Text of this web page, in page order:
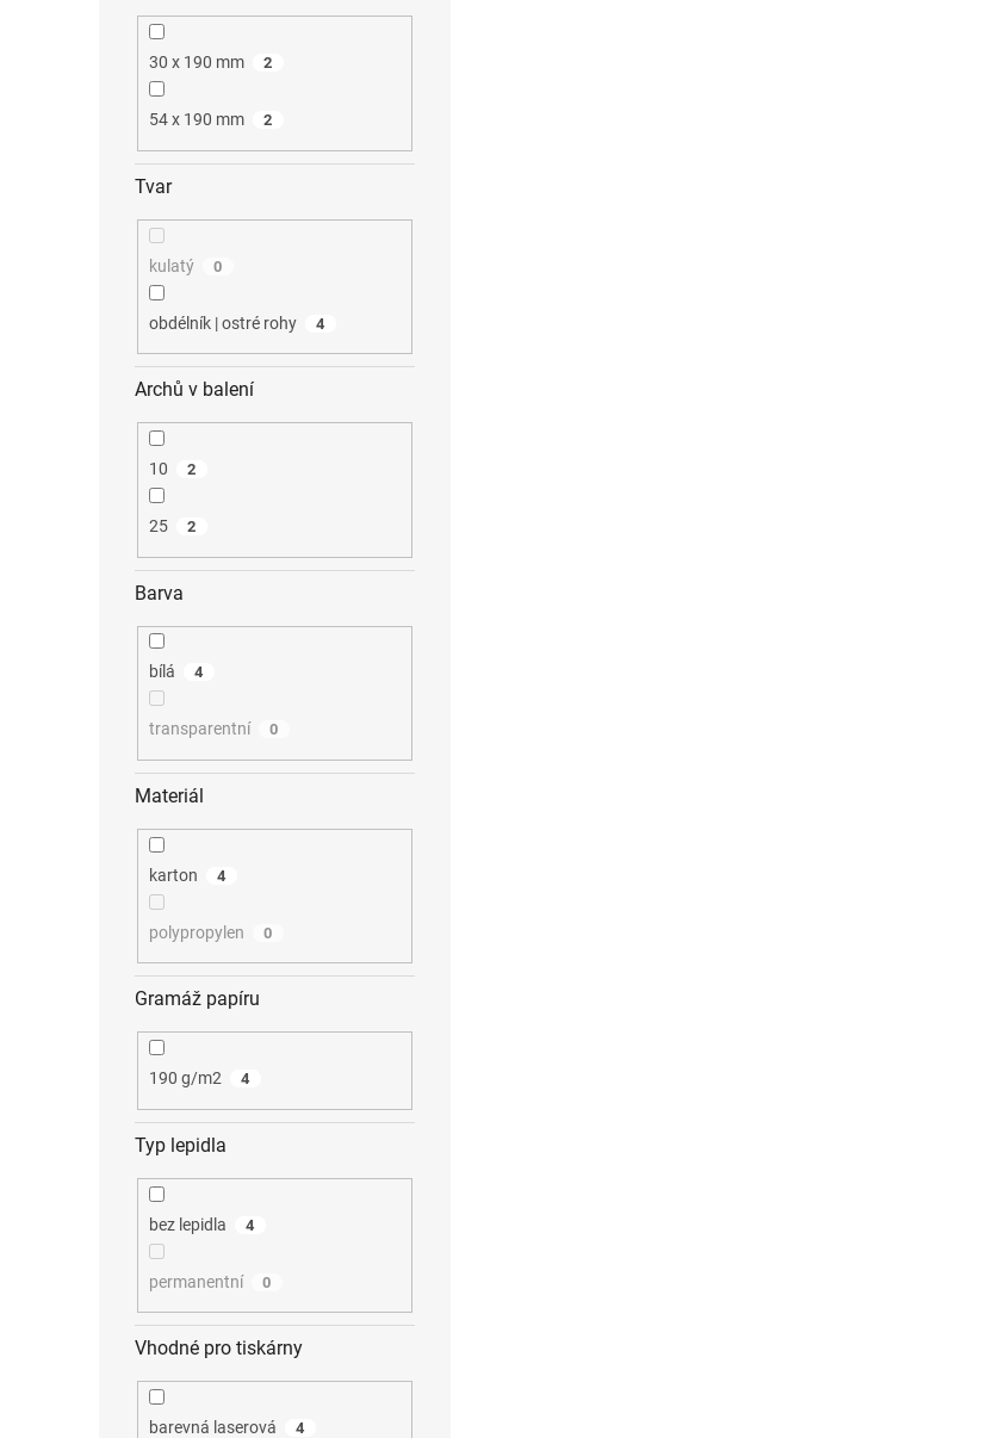
30 x 190 mm 2
54 x 190 mm 2
Tvar
kulatý 0
obdélník | ostré rohy 4
Archů v balení
10 2
25 2
Barva
bílá 4
transparentní 0
Materiál
karton 4
polypropylen 0
Gramáž papíru
190 g/m2 4
Typ lepidla
bez lepidla 4
permanentní 0
Vhodné pro tiskárny
barevná laserová 4